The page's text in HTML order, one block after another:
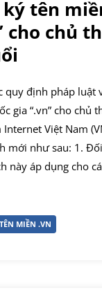
tên
cho chủ
quy định pháp luật
gia “.vn” cho chủ
Việt Nam
mới như sau: 1.
này áp dụng cho
MIỀN .VN